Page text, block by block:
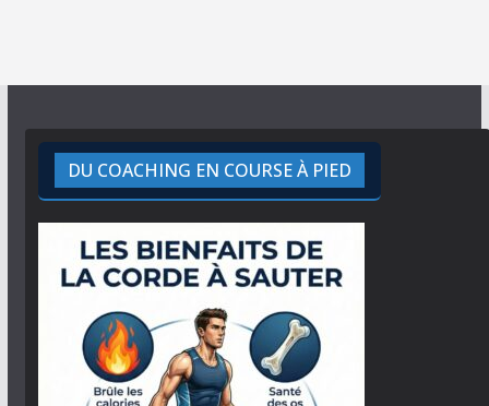
DU COACHING EN COURSE À PIED